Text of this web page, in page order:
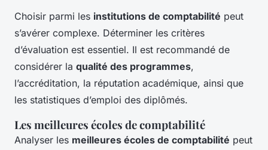
Choisir parmi les institutions de comptabilité peut
s’avérer complexe. Déterminer les critères
d’évaluation est essentiel. Il est recommandé de
considérer la qualité des programmes,
l’accréditation, la réputation académique, ainsi que
les statistiques d’emploi des diplômés.
Les meilleures écoles de comptabilité
Analyser les meilleures écoles de comptabilité peut